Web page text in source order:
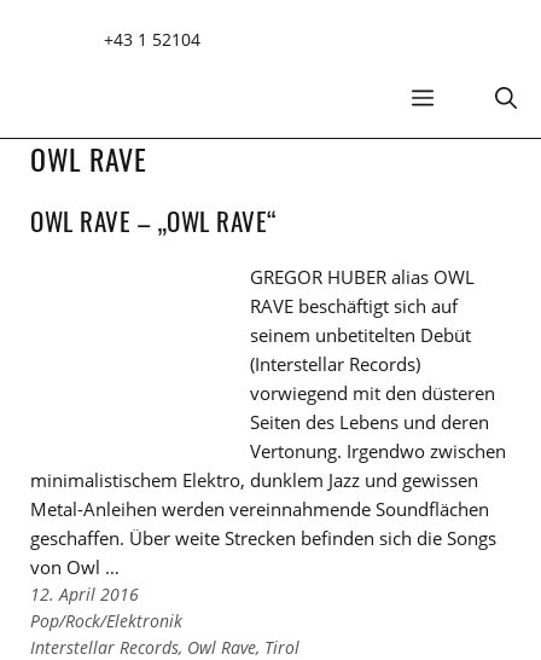
+43 1 52104
MENÜ
OWL RAVE
OWL RAVE – „OWL RAVE“
GREGOR HUBER alias OWL
RAVE beschäftigt sich auf
seinem unbetitelten Debüt
(Interstellar Records)
vorwiegend mit den düsteren
Seiten des Lebens und deren
Vertonung. Irgendwo zwischen
minimalistischem Elektro, dunklem Jazz und gewissen
Metal-Anleihen werden vereinnahmende Soundflächen
geschaffen. Über weite Strecken befinden sich die Songs
von Owl …
12. April 2016
Links
zu
Pop/Rock/Elektronik
Links
Interstellar Records, Owl Rave, Tirol